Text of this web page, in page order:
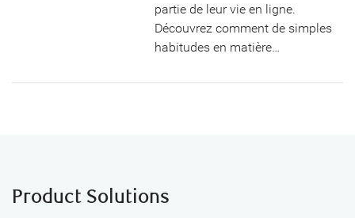
partie de leur vie en ligne.
Découvrez comment de simples
habitudes en matière…
Product Solutions